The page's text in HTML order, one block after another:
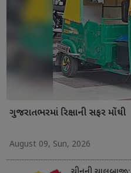
ગુજરાતભરમાં રિક્ષાની સફર મોંઘી
August 09, Sun, 2026